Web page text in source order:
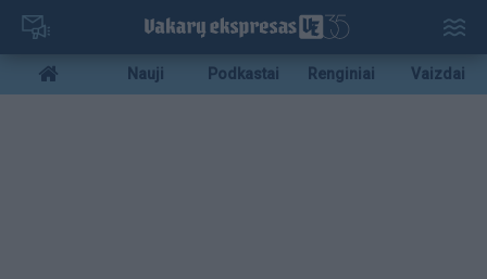
Pereiti
pagrindinį
turinį
Mobile
menu
Nauji Podkastai Renginiai Vaizdai